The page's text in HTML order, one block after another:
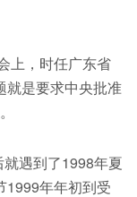
上，时任广东省
就是要求中央批准
遇到了1998年夏
1999年年初到受